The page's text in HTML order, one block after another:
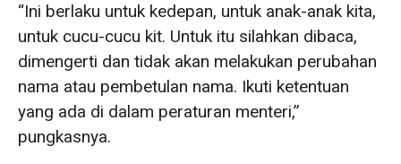
“Ini berlaku untuk kedepan, untuk anak-anak kita,
untuk cucu-cucu kit. Untuk itu silahkan dibaca,
dimengerti dan tidak akan melakukan perubahan
nama atau pembetulan nama. Ikuti ketentuan
yang ada di dalam peraturan menteri,”
pungkasnya.